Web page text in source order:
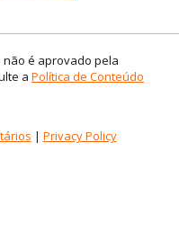
é aprovado pela
a Política de Conteúdo
| Privacy Policy